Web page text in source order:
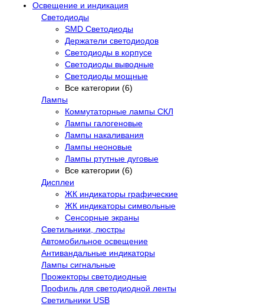
Освещение и индикация
Светодиоды
SMD Светодиоды
Держатели светодиодов
Светодиоды в корпусе
Светодиоды выводные
Светодиоды мощные
Все категории (6)
Лампы
Коммутаторные лампы СКЛ
Лампы галогеновые
Лампы накаливания
Лампы неоновые
Лампы ртутные дуговые
Все категории (6)
Дисплеи
ЖК индикаторы графические
ЖК индикаторы символьные
Сенсорные экраны
Cветильники, люстры
Автомобильное освещение
Антивандальные индикаторы
Лампы сигнальные
Прожекторы светодиодные
Профиль для светодиодной ленты
Светильники USB